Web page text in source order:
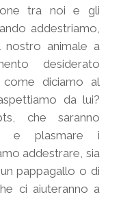
tra noi e gli
addestriamo,
nostro animale a
desiderato
diciamo al
da lui?
che saranno
e plasmare i
addestrare, sia
pappagallo o di
ci aiuteranno a